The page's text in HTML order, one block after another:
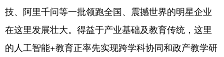
技、阿里千问等一批领跑全国、震撼世界的明星企业
在这里发展壮大。得益于产业基础及教育传统，这里
的人工智能+教育正率先实现跨学科协同和政产教学研